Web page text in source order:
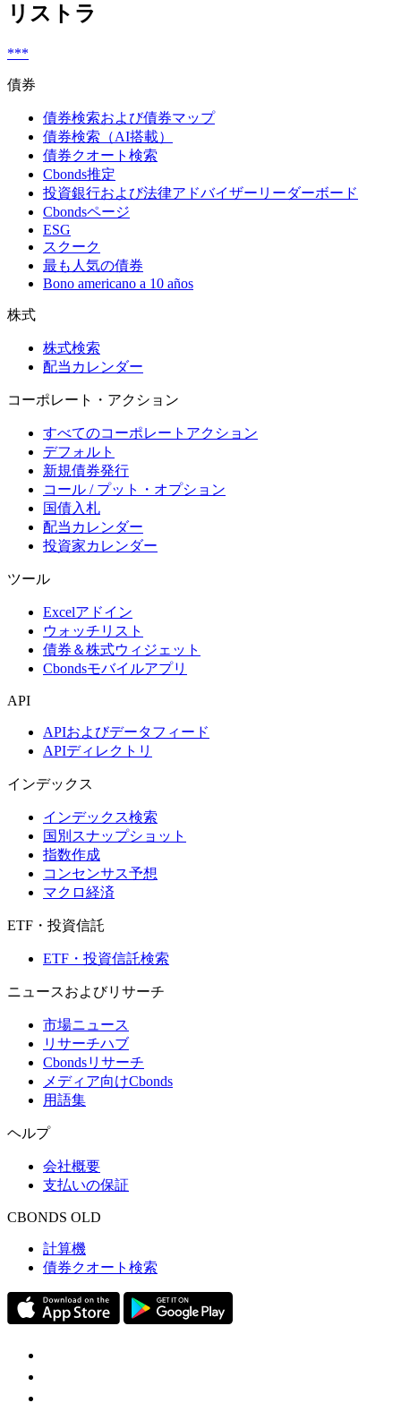
リストラ
***
債券
債券検索および債券マップ
債券検索（AI搭載）
債券クオート検索
Cbonds推定
投資銀行および法律アドバイザーリーダーボード
Cbondsページ
ESG
スクーク
最も人気の債券
Bono americano a 10 años
株式
株式検索
配当カレンダー
コーポレート・アクション
すべてのコーポレートアクション
デフォルト
新規債券発行
コール / プット・オプション
国債入札
配当カレンダー
投資家カレンダー
ツール
Excelアドイン
ウォッチリスト
債券＆株式ウィジェット
Cbondsモバイルアプリ
API
APIおよびデータフィード
APIディレクトリ
インデックス
インデックス検索
国別スナップショット
指数作成
コンセンサス予想
マクロ経済
ETF・投資信託
ETF・投資信託検索
ニュースおよびリサーチ
市場ニュース
リサーチハブ
Cbondsリサーチ
メディア向けCbonds
用語集
ヘルプ
会社概要
支払いの保証
CBONDS OLD
計算機
債券クオート検索